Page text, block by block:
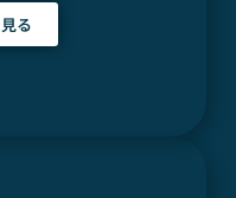
る